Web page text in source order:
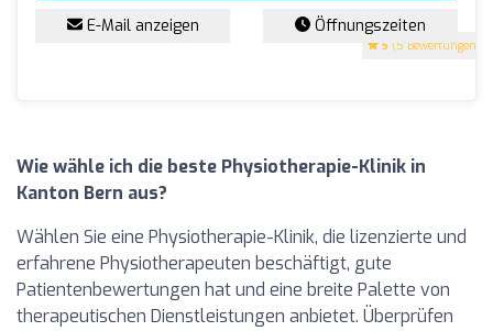
5 (5 Bewertungen)
E-Mail anzeigen Öffnungszeiten
Wie wähle ich die beste Physiotherapie-Klinik in
Kanton Bern aus?
Wählen Sie eine Physiotherapie-Klinik, die lizenzierte und
erfahrene Physiotherapeuten beschäftigt, gute
Patientenbewertungen hat und eine breite Palette von
therapeutischen Dienstleistungen anbietet. Überprüfen